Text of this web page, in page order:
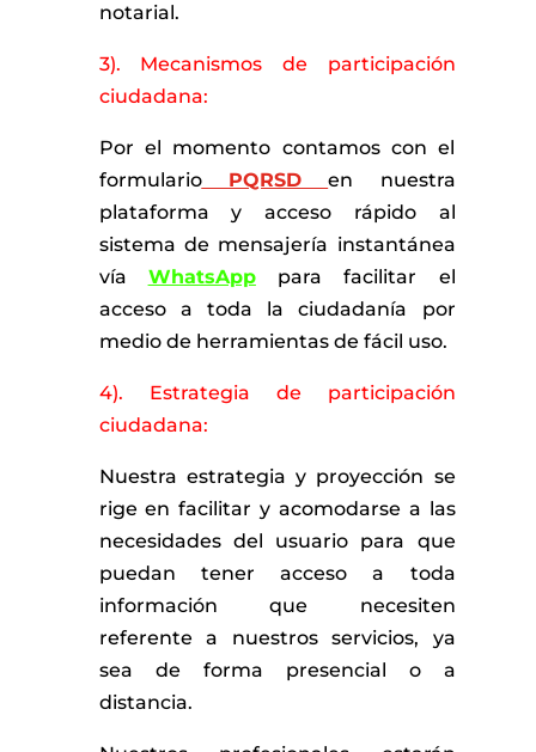
notarial.
3). Mecanismos de participación
ciudadana:
Por el momento contamos con el
formulario
PQRSD
en nuestra
plataforma y acceso rápido al
sistema de mensajería instantánea
vía WhatsApppara facilitar el
acceso a toda la ciudadanía por
medio de herramientas de fácil uso.
4). Estrategia de participación
ciudadana:
Nuestra estrategia y proyección se
rige en facilitar y acomodarse a las
necesidades del usuario para que
puedan tener acceso a toda
información que necesiten
referente a nuestros servicios, ya
sea de forma presencial o a
distancia.